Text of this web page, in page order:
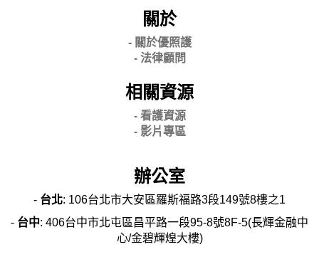
關於
- 關於優照護
- 法律顧問
相關資源
- 看護資源
- 影片專區
辦公室
- 台北: 106台北市大安區羅斯福路3段149號8樓之1
- 台中: 406台中市北屯區昌平路一段95-8號8F-5(長輝金融中
心/金碧輝煌大樓)